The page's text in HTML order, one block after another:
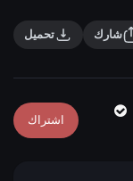
شارك تحميل
اشتراك